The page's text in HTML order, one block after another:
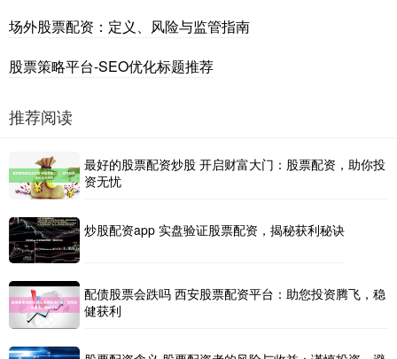
场外股票配资：定义、风险与监管指南
股票策略平台-SEO优化标题推荐
推荐阅读
最好的股票配资炒股 开启财富大门：股票配资，助你投
资无忧
炒股配资app 实盘验证股票配资，揭秘获利秘诀
配债股票会跌吗 西安股票配资平台：助您投资腾飞，稳
健获利